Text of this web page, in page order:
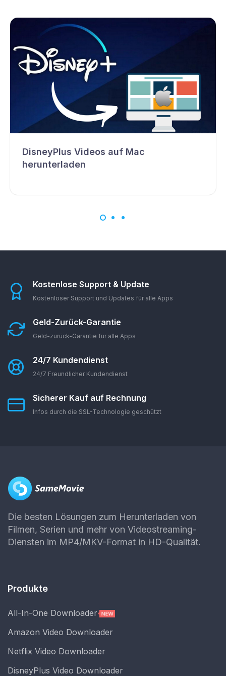
DisneyPlus Videos auf Mac
herunterladen
Kostenlose Support & Update
Kostenloser Support und Updates für alle Apps
Geld-Zurück-Garantie
Geld-zurück-Garantie für alle Apps
24/7 Kundendienst
24/7 Freundlicher Kundendienst
Sicherer Kauf auf Rechnung
Infos durch die SSL-Technologie geschützt
Die besten Lösungen zum Herunterladen von
Filmen, Serien und mehr von Videostreaming-
Diensten im MP4/MKV-Format in HD-Qualität.
Produkte
All-In-One Downloader
Amazon Video Downloader
Netflix Video Downloader
DisneyPlus Video Downloader